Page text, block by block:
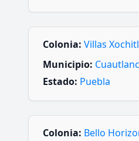
Colonia: Villas Xochitl
Municipio:
Estado: Puebla
Colonia: Bello